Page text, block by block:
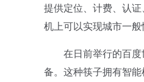
提供定位、计费、认
机上可以实现城市一般
在日前举行的百度
备。这种筷子拥有智